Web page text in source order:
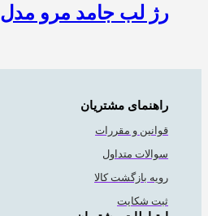
رژ لب جامد مرو مدل Mini-T1 مجموعه 3 عددی
راهنمای مشتریان
قوانین و مقررات
سوالات متداول
رویه بازگشت کالا
ثبت شکایت